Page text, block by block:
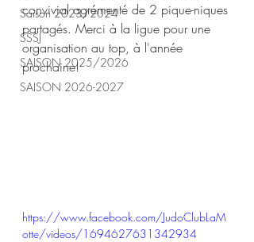
Saison 2023/2024
SSSJ
SAISON 2025/2026
SAISON 2026-2027
convivial agrémenté de 2 pique-niques
partagés. Merci à la ligue pour une
organisation au top, à l'année
prochaine!
https://www.facebook.com/JudoClubLaM
otte/videos/1694627631342934